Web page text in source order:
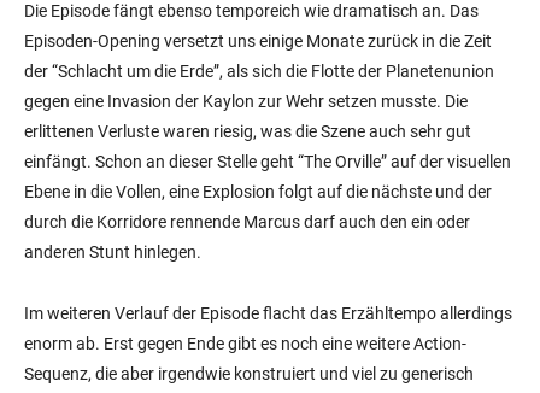
Die Episode fängt ebenso temporeich wie dramatisch an. Das
Episoden-Opening versetzt uns einige Monate zurück in die Zeit
der “Schlacht um die Erde”, als sich die Flotte der Planetenunion
gegen eine Invasion der Kaylon zur Wehr setzen musste. Die
erlittenen Verluste waren riesig, was die Szene auch sehr gut
einfängt. Schon an dieser Stelle geht “The Orville” auf der visuellen
Ebene in die Vollen, eine Explosion folgt auf die nächste und der
durch die Korridore rennende Marcus darf auch den ein oder
anderen Stunt hinlegen.
Im weiteren Verlauf der Episode flacht das Erzähltempo allerdings
enorm ab. Erst gegen Ende gibt es noch eine weitere Action-
Sequenz, die aber irgendwie konstruiert und viel zu generisch